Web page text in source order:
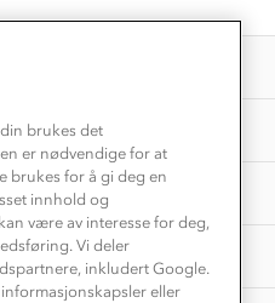
brukes det
er nødvendige for at
brukes for å gi deg en
innhold og
være av interesse for deg,
Vi deler
inkludert Google.
eller